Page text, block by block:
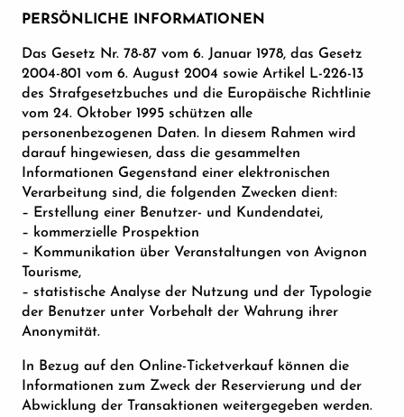
PERSÖNLICHE INFORMATIONEN
Das Gesetz Nr. 78-87 vom 6. Januar 1978, das Gesetz
2004-801 vom 6. August 2004 sowie Artikel L-226-13
des Strafgesetzbuches und die Europäische Richtlinie
vom 24. Oktober 1995 schützen alle
personenbezogenen Daten. In diesem Rahmen wird
darauf hingewiesen, dass die gesammelten
Informationen Gegenstand einer elektronischen
Verarbeitung sind, die folgenden Zwecken dient:
– Erstellung einer Benutzer- und Kundendatei,
– kommerzielle Prospektion
– Kommunikation über Veranstaltungen von Avignon
Tourisme,
– statistische Analyse der Nutzung und der Typologie
der Benutzer unter Vorbehalt der Wahrung ihrer
Anonymität.
In Bezug auf den Online-Ticketverkauf können die
Informationen zum Zweck der Reservierung und der
Abwicklung der Transaktionen weitergegeben werden.